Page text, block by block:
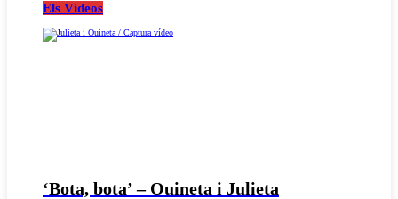
Els Vídeos
‘Bota, bota’ – Ouineta i Julieta